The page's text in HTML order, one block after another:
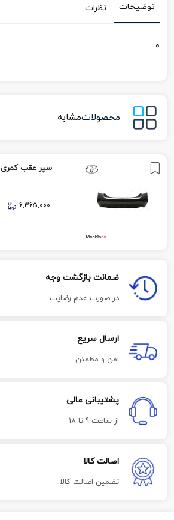
توضیحات نظرات
0
محصولاتمشابه
سپر عقب کمری
6,365,000
ضمانت بازگشت وجه
در صورت عدم رضایت
ارسال سریع
امن و مطمئن
پشتیبانی عالی
از ساعت 9 تا 18
اصالت کالا
تضمین اصالت کالا